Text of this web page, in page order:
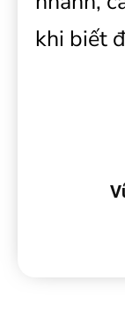
khi biết